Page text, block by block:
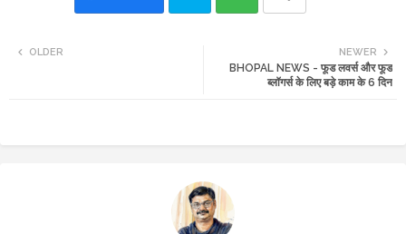
ats
NEWER
BHOPAL NEWS - फूड लवर्स और फूड
ब्लॉगर्स के लिए बड़े काम के 6 दिन
OLDER